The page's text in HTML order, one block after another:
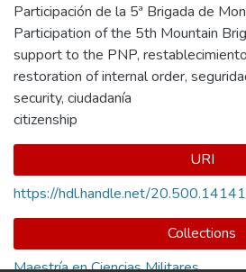
Participación de la 5ª Brigada de
Participation of the 5th Mountain
support to the PNP,
restoration of internal order,
security, ciudadanía
citizenship
URI
https://hdl.handle.net/
Collections
Maestría en Ciencias Militares